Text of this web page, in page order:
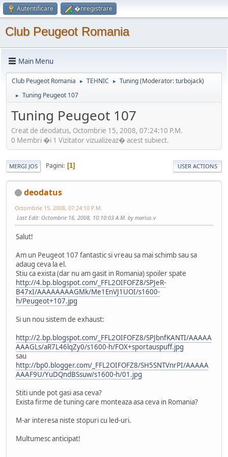
Autentificare �nregistrare
Club Peugeot Romania
Main Menu
Club Peugeot Romania ► TEHNIC ► Tuning(Moderator:turbojack)
► Tuning Peugeot 107
Tuning Peugeot 107
Creat de deodatus, Octombrie 15, 2008, 07:24:10 P.M.
0 Membri �i 1 Vizitator vizualizeaz� acest subiect.
MERGI JOS Pagini 1 USER ACTIONS
deodatus
Octombrie 15, 2008, 07:24:10 P.M.
Last Edit: Octombrie 16, 2008, 10:10:03 A.M. by marius.v
Salut!
Am un Peugeot 107 fantastic si vreau sa mai schimb sau sa
adaug ceva la el.
Stiu ca exista (dar nu am gasit in Romania) spoiler spate
http://4.bp.blogspot.com/_FFL2OIFOFZ8/SPJeR-
B47xI/AAAAAAAAGMk/Me1EnVJ1UOI/s1600-
h/Peugeot+107.jpg
Si un nou sistem de exhaust:
http://2.bp.blogspot.com/_FFL2OIFOFZ8/SPJbnfKANTI/AAAAA
AAAGLs/aR7L46lqZy0/s1600-h/FOX+sportauspuff.jpg
sau
http://bp0.blogger.com/_FFL2OIFOFZ8/SH5SNTVnrPI/AAAAA
AAAF9U/YuDQndBSsuw/s1600-h/01.jpg
Stiti unde pot gasi asa ceva?
Exista firme de tuning care monteaza asa ceva in Romania?
M-ar interesa niste stopuri cu led-uri.
Multumesc anticipat!